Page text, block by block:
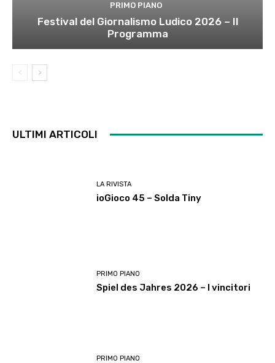
PRIMO PIANO
Festival del Giornalismo Ludico 2026 – Il
Programma
ULTIMI ARTICOLI
LA RIVISTA
ioGioco 45 – Solda Tiny
PRIMO PIANO
Spiel des Jahres 2026 – I vincitori
PRIMO PIANO